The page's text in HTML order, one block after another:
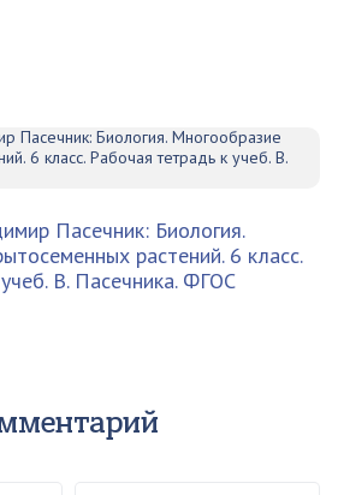
Пасечник: Биология.
растений. 6 класс.
В. Пасечника. ФГОС